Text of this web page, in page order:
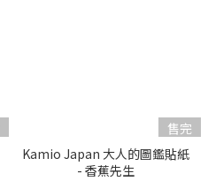
售完
Kamio Japan 大人的圖鑑貼紙
- 香蕉先生